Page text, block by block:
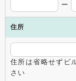
ー
住所
住所は省略せずビ
さい